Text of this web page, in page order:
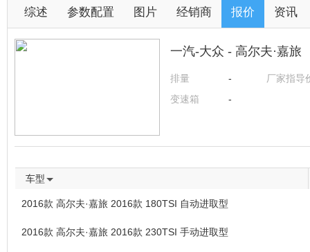
综述 参数配置 图片 经销商 报价 资讯
一汽-大众 - 高尔夫·嘉旅
排量 -
厂家指导
变速箱
-
车型
2016款 高尔夫·嘉旅 2016款 180TSI 自动进取型
2016款 高尔夫·嘉旅 2016款 230TSI 手动进取型